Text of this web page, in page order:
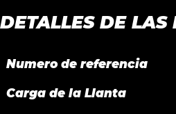
DETALLES DE LAS
Numero de referencia
Carga de la Llanta